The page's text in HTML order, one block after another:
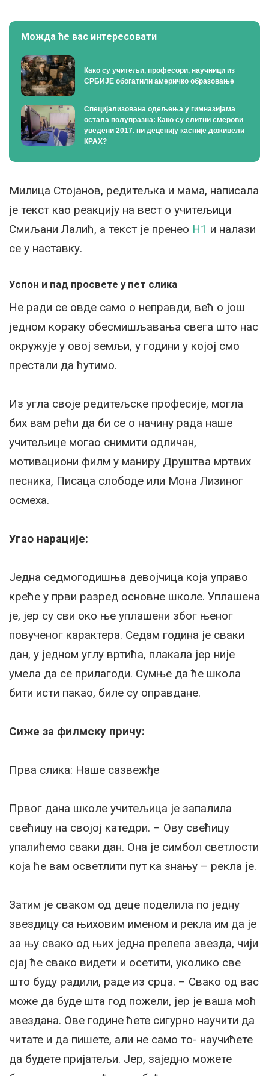
Можда ће вас интересовати
Како су учитељи, професори, научници из
СРБИЈЕ обогатили америчко образовање
Специјализована одељења у гимназијама
остала полупразна: Како су елитни смерови
уведени 2017. ни деценију касније доживели
КРАХ?
Милица Стојанов, редитељка и мама, написала
је текст као реакцију на вест о учитељици
Смиљани Лалић, а текст је пренео Н1 и налази
се у наставку.
Успон и пад просвете у пет слика
Не ради се овде само о неправди, већ о још
једном кораку обесмишљавања свега што нас
окружује у овој земљи, у години у којој смо
престали да ћутимо.
Из угла своје редитељске професије, могла
бих вам рећи да би се о начину рада наше
учитељице могао снимити одличан,
мотивациони филм у маниру Друштва мртвих
песника, Писаца слободе или Мона Лизиног
осмеха.
Угао нарације:
Једна седмогодишња девојчица која управо
креће у први разред основне школе. Уплашена
је, јер су сви око ње уплашени због њеног
повученог карактера. Седам година је сваки
дан, у једном углу вртића, плакала јер није
умела да се прилагоди. Сумње да ће школа
бити исти пакао, биле су оправдане.
Сиже за филмску причу:
Прва слика: Наше сазвежђе
Првог дана школе учитељица је запалила
свећицу на својој катедри. – Ову свећицу
упалићемо сваки дан. Она је симбол светлости
која ће вам осветлити пут ка знању – рекла је.
Затим је сваком од деце поделила по једну
звездицу са њиховим именом и рекла им да је
за њу свако од њих једна прелепа звезда, чији
сјај ће свако видети и осетити, уколико све
што буду радили, раде из срца. – Свако од вас
може да буде шта год пожели, јер је ваша моћ
звездана. Ове године ћете сигурно научити да
читате и да пишете, али не само то- научићете
да будете пријатељи. Јер, заједно можете